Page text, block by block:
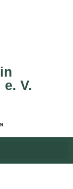
V.